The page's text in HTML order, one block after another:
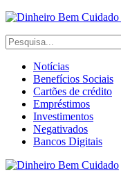
Notícias
Benefícios Sociais
Cartões de crédito
Empréstimos
Investimentos
Negativados
Bancos Digitais